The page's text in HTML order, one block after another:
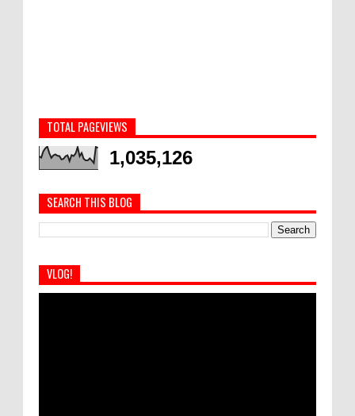
TOTAL PAGEVIEWS
1,035,126
SEARCH THIS BLOG
VLOG!